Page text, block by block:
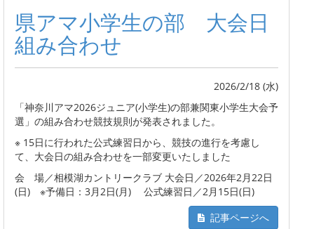
県アマ小学生の部 大会日
組み合わせ
2026/2/18 (水)
「神奈川アマ2026ジュニア(小学生)の部兼関東小学生大会予
選」の組み合わせ競技規則が発表されました。
※ 15日に行われた公式練習日から、競技の進行を考慮し
て、大会日の組み合わせを一部変更いたしました
会 場／相模湖カントリークラブ 大会日／2026年2月22日
(日) ※予備日：3月2日(月) 公式練習日／2月15日(日)
記事ページへ